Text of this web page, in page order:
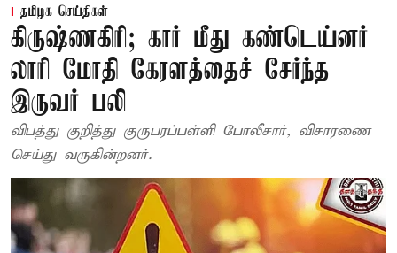
தமிழக செய்திகள்
கிருஷ்ணகிரி; கார் மீது கண்டெய்னர்
லாரி மோதி கேரளத்தைச் சேர்ந்த
இருவர் பலி
விபத்து குறித்து குருபரப்பள்ளி போலீசார், விசாரணை
செய்து வருகின்றனர்.